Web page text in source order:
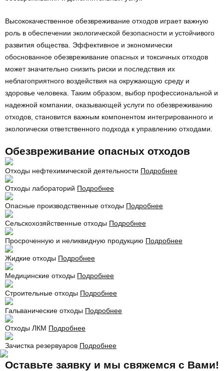
Высококачественное обезвреживание отходов играет важную
роль в обеспечении экологической безопасности и устойчивого
развития общества. Эффективное и экономически
обоснованное обезвреживание опасных и токсичных отходов
может значительно снизить риски и последствия их
неблагоприятного воздействия на окружающую среду и
здоровье человека. Таким образом, выбор профессиональной и
надежной компании, оказывающей услуги по обезвреживанию
отходов, становится важным компонентом интегрированного и
экологически ответственного подхода к управлению отходами.
Обезвреживание опасных отходов
Отходы нефтехимической деятельности Подробнее
Отходы лабораторий Подробнее
Опасные производственные отходы Подробнее
Сельскохозяйственные отходы Подробнее
Просроченную и неликвидную продукцию Подробнее
Жидкие отходы Подробнее
Медицинские отходы Подробнее
Строительные отходы Подробнее
Гальванические отходы Подробнее
Отходы ЛКМ Подробнее
Зачистка резервуаров Подробнее
Оставьте заявку и мы свяжемся с Вами!